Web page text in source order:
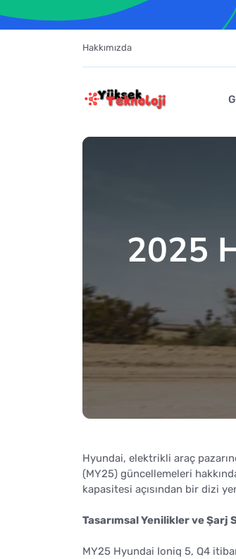
Hakkımızda
2025
Hyundai, elektrikli araç
(MY25) güncellemeleri
kapasitesi açısından bir dizi
Tasarımsal Yenilikler ve Şarj
MY25 Hyundai Ioniq 5, Q4